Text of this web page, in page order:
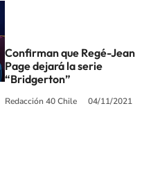
Confirman que Regé-Jean
Page dejará la serie
“Bridgerton”
Redacción 40 Chile 04/11/2021